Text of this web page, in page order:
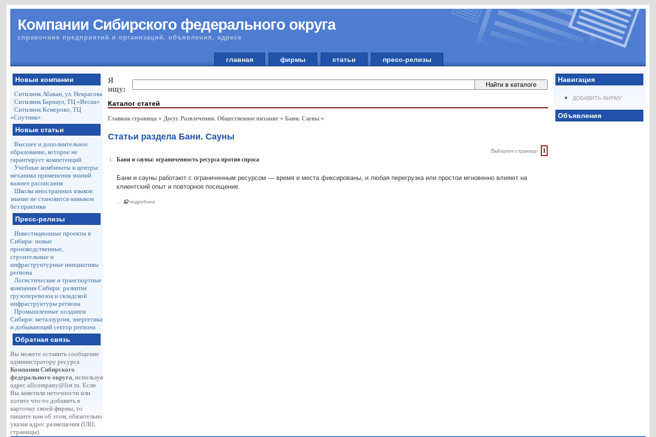
Компании Сибирского федерального округа
справочник предприятий и организаций, объявления, адреса
главная фирмы статьи пресс-релизы
Новые компании
Ситилинк Абакан, ул. Некрасова
Ситилинк Барнаул, ТЦ «Весна»
Ситилинк Кемерово, ТЦ
«Спутник»
Новые статьи
Высшее и дополнительное
образование, которое не
гарантирует компетенций
Учебные комбинаты и центры:
механика применения знаний
важнее расписания
Школы иностранных языков:
знание не становится навыком
без практики
Пресс-релизы
Инвестиционные проекты в
Сибири: новые
производственные,
строительные и
инфраструктурные инициативы
региона
Логистические и транспортные
компании Сибири: развитие
грузоперевозок и складской
инфраструктуры региона
Промышленные холдинги
Сибири: металлургия, энергетика
и добывающий сектор региона
Обратная связь
Вы можете оставить сообщение
администратору ресурса
Компании Сибирского
федерального округа, используя
адресallcompany@list.ru. Если
Вы заметили неточности или
хотите что-то добавить в
карточку своей фирмы, то
пишите нам об этом, обязательно
указав адрес размещения (URL
страницы).
Навигация
ДОБАВИТЬ ФИРМУ
Объявления
Я
ищу:
Каталог статей
Главная страница Досуг. Развлечения. Общественное питание Бани. Сауны
Статьи раздела Бани. Сауны
Выберите страницу: 1
1. Бани и сауны: ограниченность ресурса против спроса
Бани и сауны работают с ограниченным ресурсом — время и места фиксированы, и любая перегрузка или простои мгновенно влияют на
клиентский опыт и повторное посещение.
подробнее